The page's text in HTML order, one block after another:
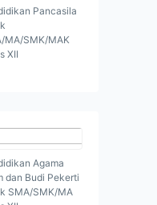
Pancasila
MA/SMK/MAK
XII
Agama
dan Budi Pekerti
SMA/SMK/MA